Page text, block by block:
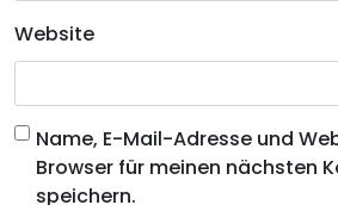
Website
Name, E-Mail-Adresse und
Browser für meinen nächsten
speichern.